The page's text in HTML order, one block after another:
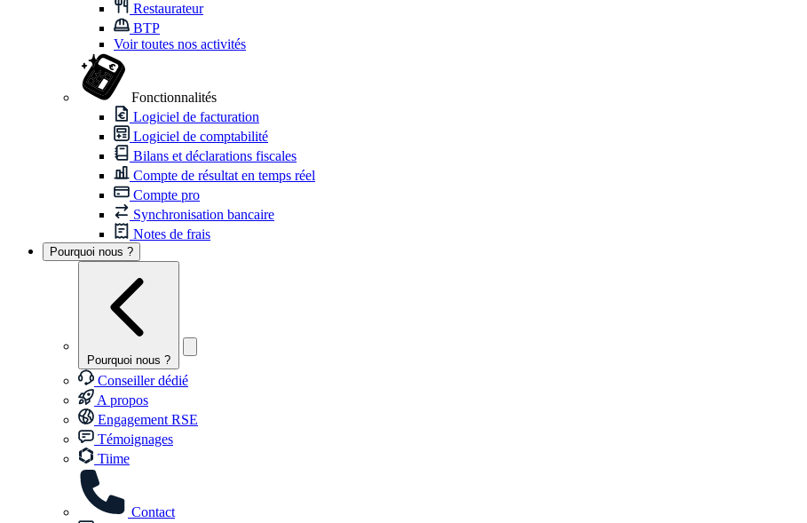
Restaurateur
BTP
Voir toutes nos activités
Fonctionnalités
Logiciel de facturation
Logiciel de comptabilité
Bilans et déclarations fiscales
Compte de résultat en temps réel
Compte pro
Synchronisation bancaire
Notes de frais
Pourquoi nous ?
Pourquoi nous ?
Conseiller dédié
A propos
Engagement RSE
Témoignages
Tiime
Contact